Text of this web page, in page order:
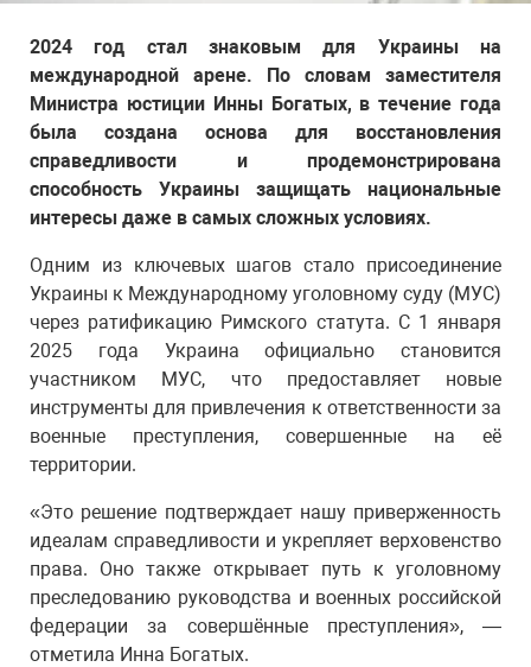
2024 год стал знаковым для Украины на
международной арене. По словам заместителя
Министра юстиции Инны Богатых, в течение года
была создана основа для восстановления
справедливости и продемонстрирована
способность Украины защищать национальные
интересы даже в самых сложных условиях.
Одним из ключевых шагов стало присоединение
Украины к Международному уголовному суду (МУС)
через ратификацию Римского статута. С 1 января
2025 года Украина официально становится
участником МУС, что предоставляет новые
инструменты для привлечения к ответственности за
военные преступления, совершенные на её
территории.
«Это решение подтверждает нашу приверженность
идеалам справедливости и укрепляет верховенство
права. Оно также открывает путь к уголовному
преследованию руководства и военных российской
федерации за совершённые преступления», —
отметила Инна Богатых.